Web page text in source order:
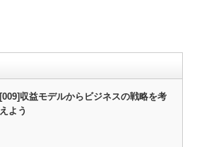
[009]収益モデルからビジネスの戦略を考
えよう